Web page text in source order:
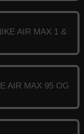
AIR MAX 1 &
AIR MAX 95 OG